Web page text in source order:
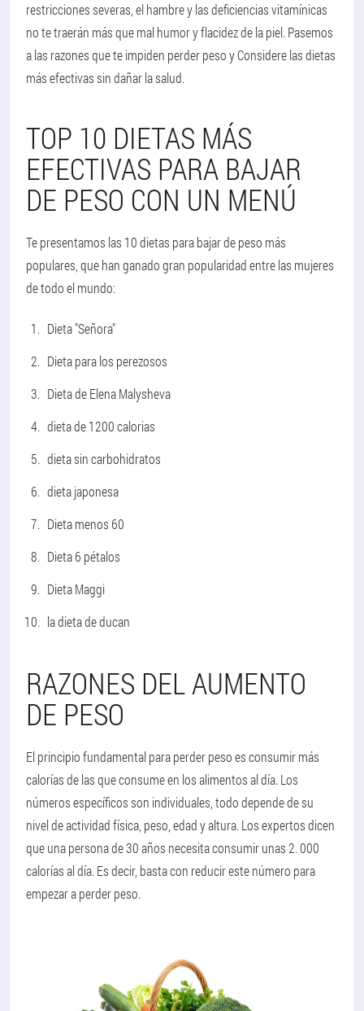
restricciones severas, el hambre y las deficiencias vitamínicas
no te traerán más que mal humor y flacidez de la piel. Pasemos
a las razones que te impiden perder peso y Considere las dietas
más efectivas sin dañar la salud.
TOP 10 DIETAS MÁS
EFECTIVAS PARA BAJAR
DE PESO CON UN MENÚ
Te presentamos las 10 dietas para bajar de peso más
populares, que han ganado gran popularidad entre las mujeres
de todo el mundo:
Dieta "Señora"
Dieta para los perezosos
Dieta de Elena Malysheva
dieta de 1200 calorias
dieta sin carbohidratos
dieta japonesa
Dieta menos 60
Dieta 6 pétalos
Dieta Maggi
la dieta de ducan
RAZONES DEL AUMENTO
DE PESO
El principio fundamental para perder peso es consumir más
calorías de las que consume en los alimentos al día. Los
números específicos son individuales, todo depende de su
nivel de actividad física, peso, edad y altura. Los expertos dicen
que una persona de 30 años necesita consumir unas 2. 000
calorías al día. Es decir, basta con reducir este número para
empezar a perder peso.